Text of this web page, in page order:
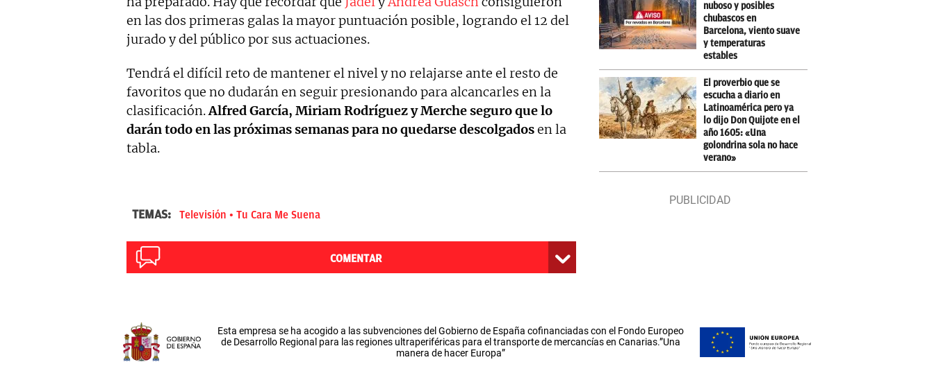
en las dos primeras galas la mayor puntuación posible, logrando el 12 del
jurado y del público por sus actuaciones.
Tendrá el difícil reto de mantener el nivel y no relajarse ante el resto de
favoritos que no dudarán en seguir presionando para alcancarles en la
clasificación.Alfred García, Miriam Rodríguez y Merche seguro que lo
darán todo en las próximas semanas para no quedarse descolgadosen la
tabla.
TEMAS: Televisión Tu Cara Me Suena
COMENTAR
nuboso y posibles
chubascos en
Barcelona, viento suave
y temperaturas
estables
El proverbio que se
escucha a diario en
Latinoamérica pero ya
lo dijo Don Quijote en el
año 1605: «Una
golondrina sola no hace
verano»
Esta empresa se ha acogido a las subvenciones del Gobierno de España cofinanciadas con el Fondo Europeo
de Desarrollo Regional para las regiones ultraperiféricas para el transporte de mercancías en Canarias.”Una
manera de hacer Europa”